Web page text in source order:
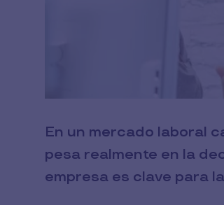
En un mercado laboral
pesa realmente en la
empresa es clave para